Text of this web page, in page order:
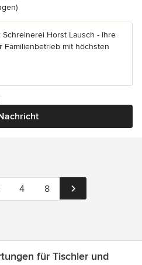
5 von 5 Sternen
Horst Lausch - Ihre
mit höchsten
4 8
für Tischler und